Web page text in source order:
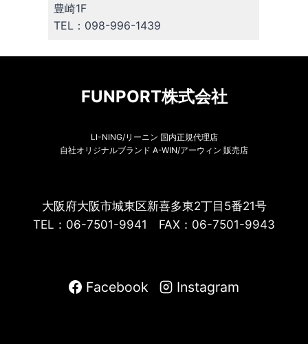
豊崎1F
TEL：098-996-1439
FUNPORT株式会社
LI-NING/リーニン 国内正規代理店
自社オリジナルブランド A-WIN/アーウィン 販売店
大阪府大阪市城東区新喜多東2丁目5番21号
TEL：06-7501-9941 FAX：06-7501-9943
Facebook Instagram